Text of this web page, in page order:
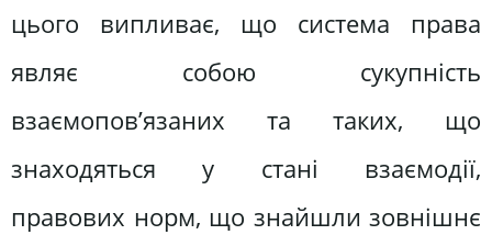
цього випливає, що система права
являє собою сукупність
взаємопов’язаних та таких, що
знаходяться у стані взаємодії,
правових норм, що знайшли зовнішнє